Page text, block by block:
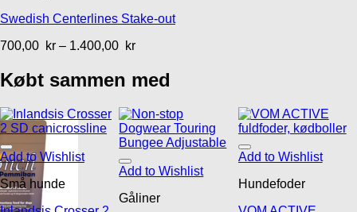
Swedish Centerlines Stake-out
700,00 kr – 1.400,00 kr
Købt sammen med
Add to Wishlist
Små hunde
Add to Wishlist
Gåliner
Add to Wishlist
Hundefoder